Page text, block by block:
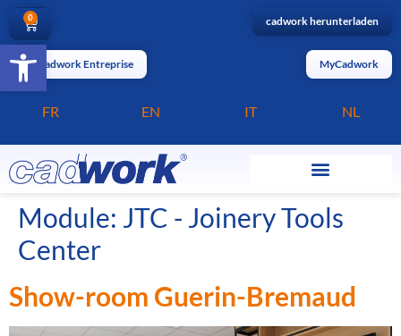
Barrierefreiheit öffnen
0 cadwork herunterladen
MyCadwork Entreprise MyCadwork
FR EN IT NL
Module: JTC - Joinery Tools
Center
Show-room Guerin-Bremaud